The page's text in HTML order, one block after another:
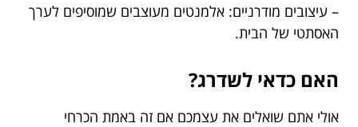
– עיצובים מודרניים: אלמנטים מעוצבים שמוסיפים לערך
האסתטי של הבית.
האם כדאי לשדרג?
אולי אתם שואלים את עצמכם אם זה באמת הכרחי